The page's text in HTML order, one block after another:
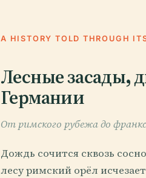
A HISTORY TOLD THROUGH
Лесные засады,
Германии
От римского рубежа до
Дождь сочится сквозь
лесу римский орёл